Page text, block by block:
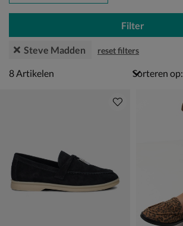
Filter
Steve Madden reset filters
8 artikelen
8Artikelen Sorteren op: